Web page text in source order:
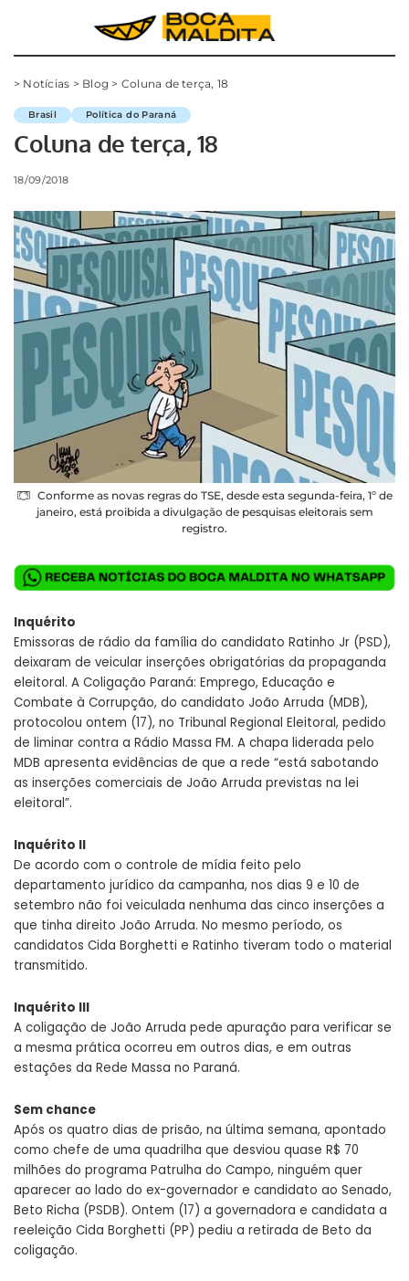
> Notícias > Blog > Coluna de terça, 18
Brasil Política do Paraná
Coluna de terça, 18
18/09/2018
Conforme as novas regras do TSE, desde esta segunda-feira, 1º de
janeiro, está proibida a divulgação de pesquisas eleitorais sem
registro.
Inquérito
Emissoras de rádio da família do candidato Ratinho Jr (PSD),
deixaram de veicular inserções obrigatórias da propaganda
eleitoral. A Coligação Paraná: Emprego, Educação e
Combate à Corrupção, do candidato João Arruda (MDB),
protocolou ontem (17), no Tribunal Regional Eleitoral, pedido
de liminar contra a Rádio Massa FM. A chapa liderada pelo
MDB apresenta evidências de que a rede “está sabotando
as inserções comerciais de João Arruda previstas na lei
eleitoral”.
Inquérito II
De acordo com o controle de mídia feito pelo
departamento jurídico da campanha, nos dias 9 e 10 de
setembro não foi veiculada nenhuma das cinco inserções a
que tinha direito João Arruda. No mesmo período, os
candidatos Cida Borghetti e Ratinho tiveram todo o material
transmitido.
Inquérito III
A coligação de João Arruda pede apuração para verificar se
a mesma prática ocorreu em outros dias, e em outras
estações da Rede Massa no Paraná.
Sem chance
Após os quatro dias de prisão, na última semana, apontado
como chefe de uma quadrilha que desviou quase R$ 70
milhões do programa Patrulha do Campo, ninguém quer
aparecer ao lado do ex-governador e candidato ao Senado,
Beto Richa (PSDB). Ontem (17) a governadora e candidata a
reeleição Cida Borghetti (PP) pediu a retirada de Beto da
coligação.